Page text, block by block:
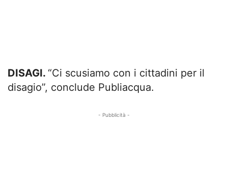
DISAGI. “Ci scusiamo con i cittadini per il
disagio”, conclude Publiacqua.
- Pubblicità -